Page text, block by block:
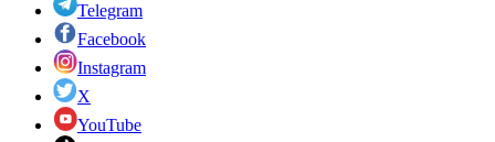
Telegram
Facebook
Instagram
X
YouTube